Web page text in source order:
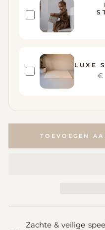
LUXE
€
TOEVOEGEN
Zachte & veilige